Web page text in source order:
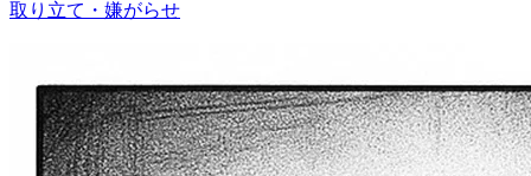
取り立て・嫌がらせ